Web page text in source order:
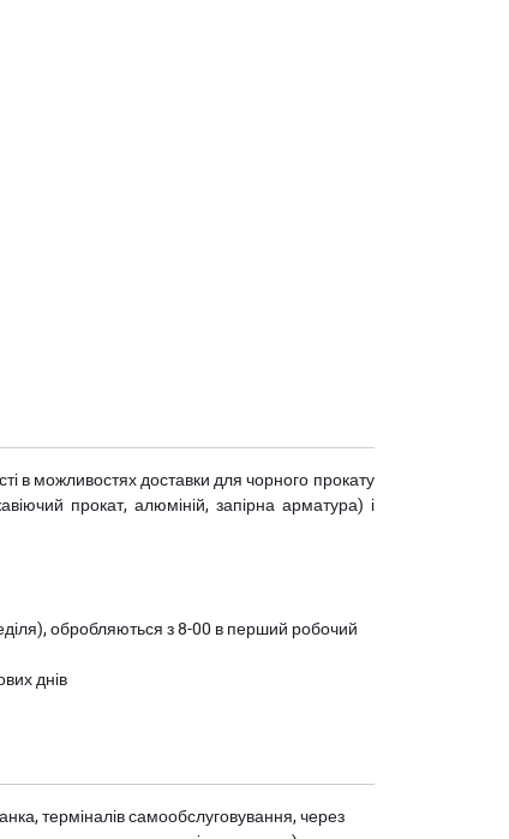
в можливостях доставки для чорного прокату
прокат, алюміній, запірна арматура) і
обробляються з 8-00 в перший робочий
днів
терміналів самообслуговування, через